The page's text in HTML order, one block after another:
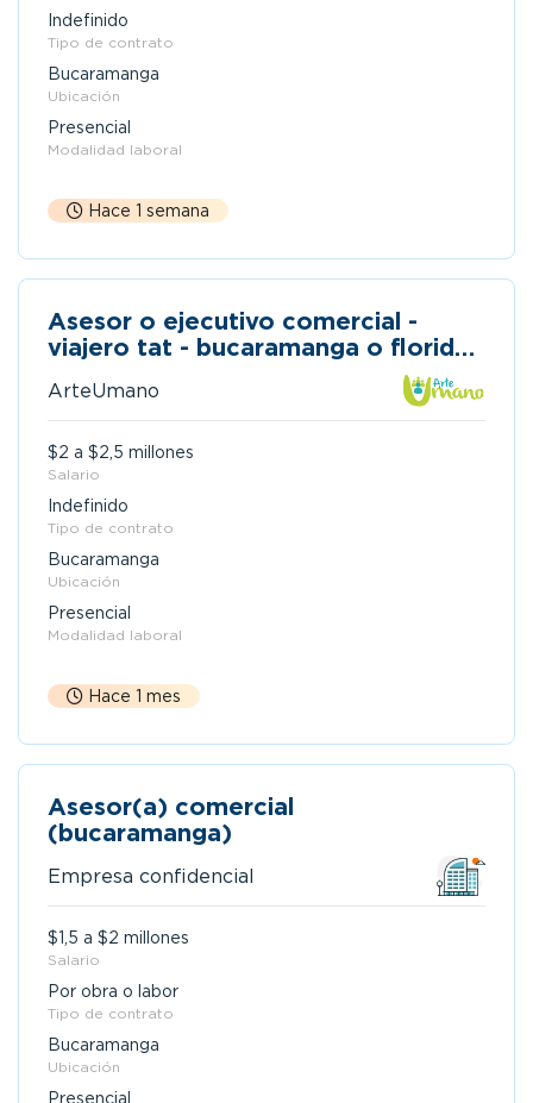
Indefinido
Tipo de contrato
Bucaramanga
Ubicación
Presencial
Modalidad laboral
Hace 1 semana
Asesor o ejecutivo comercial -
viajero tat - bucaramanga o florida
ArteUmano
$2 a $2,5 millones
Salario
Indefinido
Tipo de contrato
Bucaramanga
Ubicación
Presencial
Modalidad laboral
Hace 1 mes
Asesor(a) comercial
(bucaramanga)
Empresa confidencial
$1,5 a $2 millones
Salario
Por obra o labor
Tipo de contrato
Bucaramanga
Ubicación
Presencial